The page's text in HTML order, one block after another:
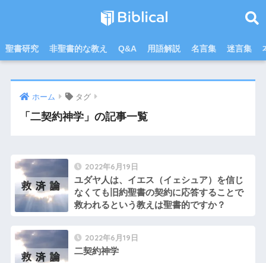
聖書研究 非聖書的な教え Q&A 用語解説 名言集 迷言集
ホーム タグ
「二契約神学」の記事一覧
2022年6月19日
ユダヤ人は、イエス（イェシュア）を信じ
なくても旧約聖書の契約に応答することで
救われるという教えは聖書的ですか？
2022年6月19日
二契約神学